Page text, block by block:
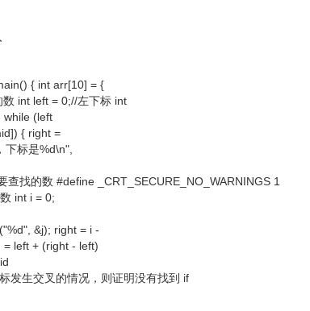
{ int arr[10] = {
int left = 0;//左下标 int
while (left
{ right =
下标是%d\n",
找的数 #define _CRT_SECURE_NO_WARNINGS 1
int i = 0;
&j); right = i -
= left + (right - left)
发生交叉的情况，则证明没有找到 if